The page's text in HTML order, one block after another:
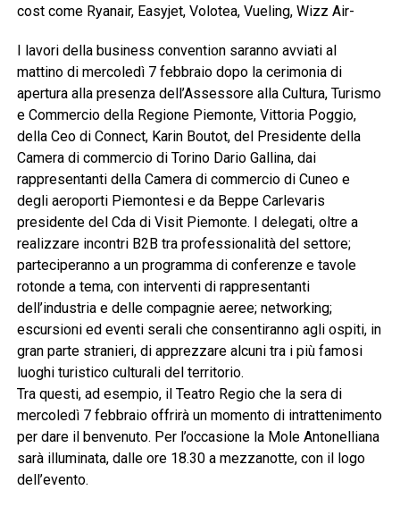
cost come Ryanair, Easyjet, Volotea, Vueling, Wizz Air-
I lavori della business convention saranno avviati al
mattino di mercoledì 7 febbraio dopo la cerimonia di
apertura alla presenza dell’Assessore alla Cultura, Turismo
e Commercio della Regione Piemonte, Vittoria Poggio,
della Ceo di Connect, Karin Boutot, del Presidente della
Camera di commercio di Torino Dario Gallina, dai
rappresentanti della Camera di commercio di Cuneo e
degli aeroporti Piemontesi e da Beppe Carlevaris
presidente del Cda di Visit Piemonte. I delegati, oltre a
realizzare incontri B2B tra professionalità del settore;
parteciperanno a un programma di conferenze e tavole
rotonde a tema, con interventi di rappresentanti
dell’industria e delle compagnie aeree; networking;
escursioni ed eventi serali che consentiranno agli ospiti, in
gran parte stranieri, di apprezzare alcuni tra i più famosi
luoghi turistico culturali del territorio.
Tra questi, ad esempio, il Teatro Regio che la sera di
mercoledì 7 febbraio offrirà un momento di intrattenimento
per dare il benvenuto. Per l’occasione la Mole Antonelliana
sarà illuminata, dalle ore 18.30 a mezzanotte, con il logo
dell’evento.